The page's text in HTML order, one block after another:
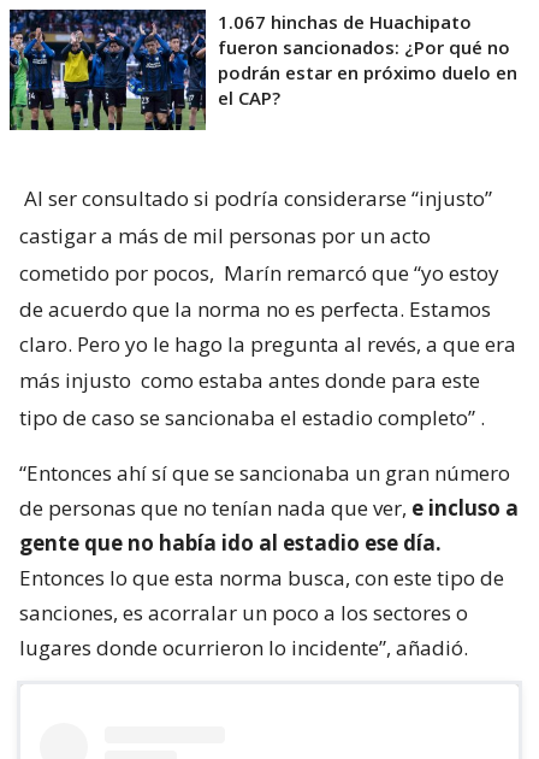
1.067 hinchas de Huachipato
fueron sancionados: ¿Por qué no
podrán estar en próximo duelo en
el CAP?
Al ser consultado si podría considerarse “injusto”
castigar a más de mil personas por un acto
cometido por pocos, Marín remarcó que “yo estoy
de acuerdo que la norma no es perfecta. Estamos
claro. Pero yo le hago la pregunta al revés, a que era
más injusto como estaba antes donde para este
tipo de caso se sancionaba el estadio completo” .
“Entonces ahí sí que se sancionaba un gran número
de personas que no tenían nada que ver, e incluso a
gente que no había ido al estadio ese día.
Entonces lo que esta norma busca, con este tipo de
sanciones, es acorralar un poco a los sectores o
lugares donde ocurrieron lo incidente”, añadió.